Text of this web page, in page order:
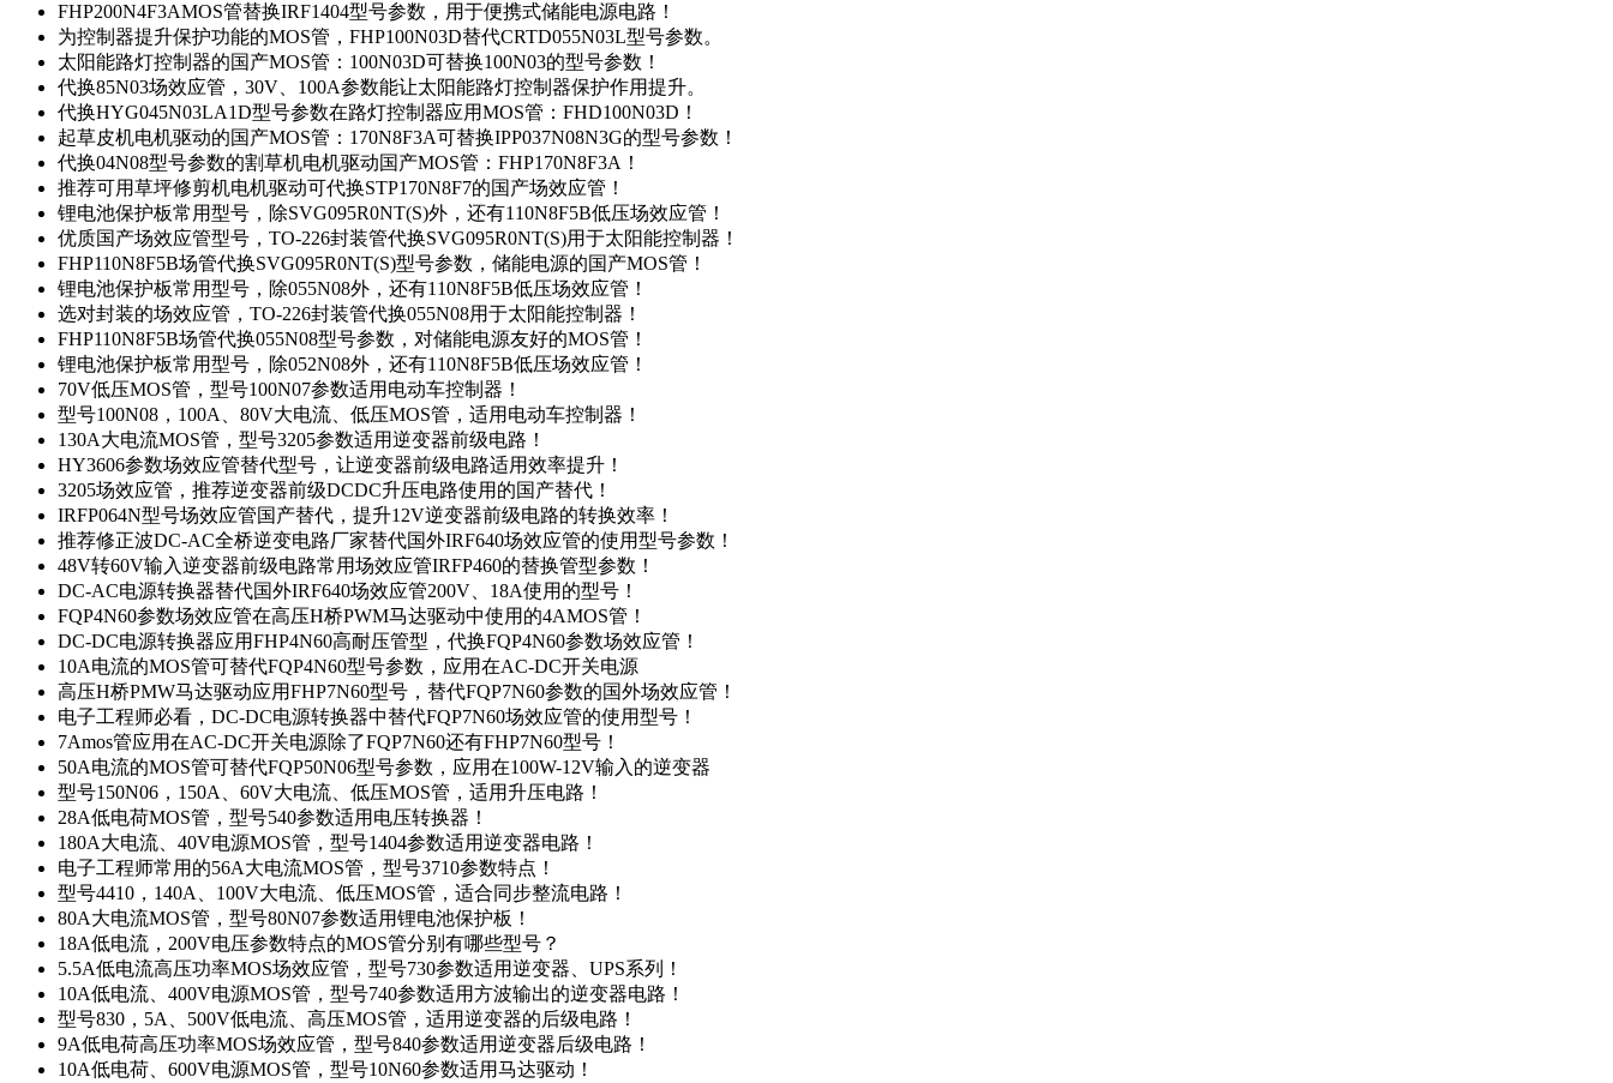
FHP200N4F3AMOS管替换IRF1404型号参数，用于便携式储能电源电路！
为控制器提升保护功能的MOS管，FHP100N03D替代CRTD055N03L型号参数。
太阳能路灯控制器的国产MOS管：100N03D可替换100N03的型号参数！
代换85N03场效应管，30V、100A参数能让太阳能路灯控制器保护作用提升。
代换HYG045N03LA1D型号参数在路灯控制器应用MOS管：FHD100N03D！
起草皮机电机驱动的国产MOS管：170N8F3A可替换IPP037N08N3G的型号参数！
代换04N08型号参数的割草机电机驱动国产MOS管：FHP170N8F3A！
推荐可用草坪修剪机电机驱动可代换STP170N8F7的国产场效应管！
锂电池保护板常用型号，除SVG095R0NT(S)外，还有110N8F5B低压场效应管！
优质国产场效应管型号，TO-226封装管代换SVG095R0NT(S)用于太阳能控制器！
FHP110N8F5B场管代换SVG095R0NT(S)型号参数，储能电源的国产MOS管！
锂电池保护板常用型号，除055N08外，还有110N8F5B低压场效应管！
选对封装的场效应管，TO-226封装管代换055N08用于太阳能控制器！
FHP110N8F5B场管代换055N08型号参数，对储能电源友好的MOS管！
锂电池保护板常用型号，除052N08外，还有110N8F5B低压场效应管！
70V低压MOS管，型号100N07参数适用电动车控制器！
型号100N08，100A、80V大电流、低压MOS管，适用电动车控制器！
130A大电流MOS管，型号3205参数适用逆变器前级电路！
HY3606参数场效应管替代型号，让逆变器前级电路适用效率提升！
3205场效应管，推荐逆变器前级DCDC升压电路使用的国产替代！
IRFP064N型号场效应管国产替代，提升12V逆变器前级电路的转换效率！
推荐修正波DC-AC全桥逆变电路厂家替代国外IRF640场效应管的使用型号参数！
48V转60V输入逆变器前级电路常用场效应管IRFP460的替换管型参数！
DC-AC电源转换器替代国外IRF640场效应管200V、18A使用的型号！
FQP4N60参数场效应管在高压H桥PWM马达驱动中使用的4AMOS管！
DC-DC电源转换器应用FHP4N60高耐压管型，代换FQP4N60参数场效应管！
10A电流的MOS管可替代FQP4N60型号参数，应用在AC-DC开关电源
高压H桥PMW马达驱动应用FHP7N60型号，替代FQP7N60参数的国外场效应管！
电子工程师必看，DC-DC电源转换器中替代FQP7N60场效应管的使用型号！
7Amos管应用在AC-DC开关电源除了FQP7N60还有FHP7N60型号！
50A电流的MOS管可替代FQP50N06型号参数，应用在100W-12V输入的逆变器
型号150N06，150A、60V大电流、低压MOS管，适用升压电路！
28A低电荷MOS管，型号540参数适用电压转换器！
180A大电流、40V电源MOS管，型号1404参数适用逆变器电路！
电子工程师常用的56A大电流MOS管，型号3710参数特点！
型号4410，140A、100V大电流、低压MOS管，适合同步整流电路！
80A大电流MOS管，型号80N07参数适用锂电池保护板！
18A低电流，200V电压参数特点的MOS管分别有哪些型号？
5.5A低电流高压功率MOS场效应管，型号730参数适用逆变器、UPS系列！
10A低电流、400V电源MOS管，型号740参数适用方波输出的逆变器电路！
型号830，5A、500V低电流、高压MOS管，适用逆变器的后级电路！
9A低电荷高压功率MOS场效应管，型号840参数适用逆变器后级电路！
10A低电荷、600V电源MOS管，型号10N60参数适用马达驱动！